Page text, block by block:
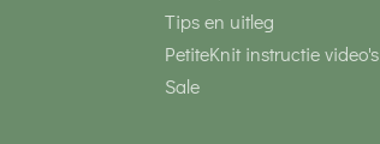
Tips en uitleg
PetiteKnit instructie video's
Sale